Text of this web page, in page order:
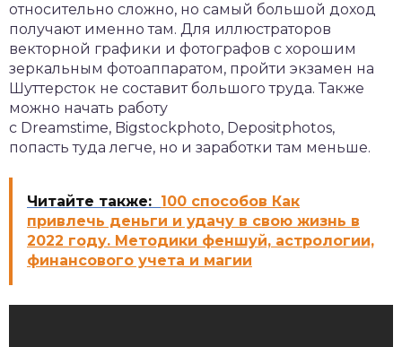
относительно сложно, но самый большой доход
получают именно там. Для иллюстраторов
векторной графики и фотографов с хорошим
зеркальным фотоаппаратом, пройти экзамен на
Шуттерсток не составит большого труда. Также
можно начать работу
с Dreamstime, Bigstockphoto, Depositphotos,
попасть туда легче, но и заработки там меньше.
Читайте также: 100 способов Как
привлечь деньги и удачу в свою жизнь в
2022 году. Методики феншуй, астрологии,
финансового учета и магии